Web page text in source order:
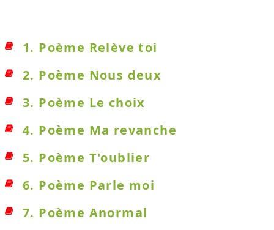
1. Poème Relève toi
2. Poème Nous deux
3. Poème Le choix
4. Poème Ma revanche
5. Poème T'oublier
6. Poème Parle moi
7. Poème Anormal